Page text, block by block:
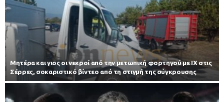
Μητέρα και γιος οι νεκροί από την μετωπική φορτηγού με ΙΧ στις
Σέρρες, σοκαριστικό βίντεο από τη στιγμή της σύγκρουσης